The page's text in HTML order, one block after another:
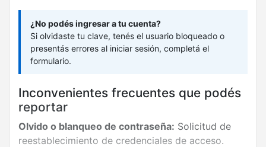
¿No podés ingresar a tu cuenta?
Si olvidaste tu clave, tenés el usuario bloqueado o
presentás errores al iniciar sesión, completá el
formulario.
Inconvenientes frecuentes que podés
reportar
Olvido o blanqueo de contraseña: Solicitud de
reestablecimiento de credenciales de acceso.